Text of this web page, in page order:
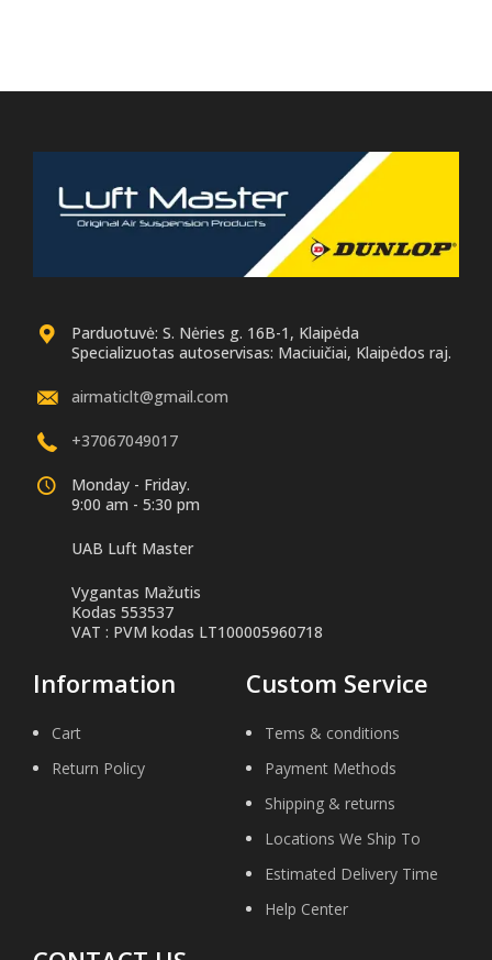
Parduotuvė: S. Nėries g. 16B-1, Klaipėda
Specializuotas autoservisas: Maciuičiai, Klaipėdos raj.
airmaticlt@gmail.com
+37067049017
Monday - Friday.
9:00 am - 5:30 pm
UAB Luft Master
Vygantas Mažutis
Kodas 553537
VAT : PVM kodas LT100005960718
Information
Cart
Return Policy
Custom Service
Tems & conditions
Payment Methods
Shipping & returns
Locations We Ship To
Estimated Delivery Time
Help Center